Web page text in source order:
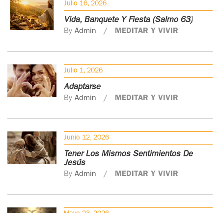
Julio 16, 2026
Vida, Banquete Y Fiesta (Salmo 63)
By Admin MEDITAR Y VIVIR
Julio 1, 2026
Adaptarse
By Admin MEDITAR Y VIVIR
Junio 12, 2026
Tener Los Mismos Sentimientos De
Jesús
By Admin MEDITAR Y VIVIR